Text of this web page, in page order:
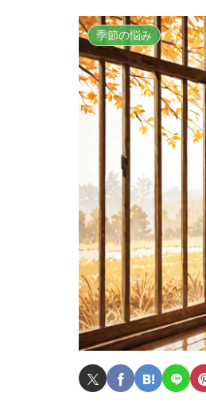
季節の悩み